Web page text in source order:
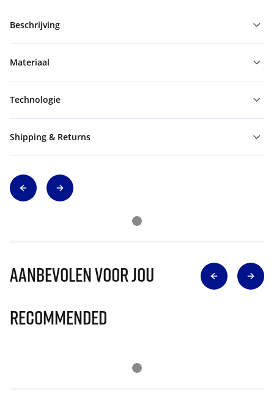
Beschrijving
Materiaal
Technologie
Shipping & Returns
Aanbevolen voor jou
Recommended